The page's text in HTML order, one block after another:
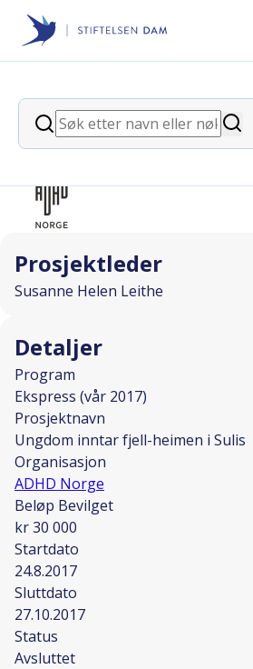
Stiftelsen Dam
Søk
Søk
back
Ungdom inntar fjell-
Prosjektleder
Susanne Helen Leithe
Detaljer
Program
Ekspress (vår 2017)
Prosjektnavn
Ungdom inntar fjell-heimen i Sulis
Organisasjon
ADHD Norge
Beløp Bevilget
kr 30 000
Startdato
24.8.2017
Sluttdato
27.10.2017
Status
Avsluttet